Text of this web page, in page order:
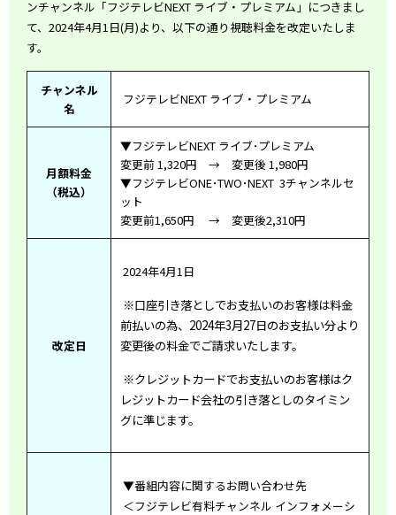
ンチャンネル「フジテレビNEXT ライブ・プレミアム」につきまし
て、2024年4月1日(月)より、以下の通り視聴料金を改定いたしま
す。
チャンネル
名
フジテレビNEXT ライブ・プレミアム
月額料金
（税込）
▼フジテレビNEXT ライブ･プレミアム
変更前 1,320円 → 変更後 1,980円
▼フジテレビONE･TWO･NEXT 3チャンネルセ
ット
変更前1,650円 → 変更後2,310円
改定日
2024年4月1日
※口座引き落としでお支払いのお客様は料金
前払いの為、2024年3月27日のお支払い分より
変更後の料金でご請求いたします。
※クレジットカードでお支払いのお客様はク
レジットカード会社の引き落としのタイミン
グに準じます。
▼番組内容に関するお問い合わせ先
＜フジテレビ有料チャンネル インフォメーシ